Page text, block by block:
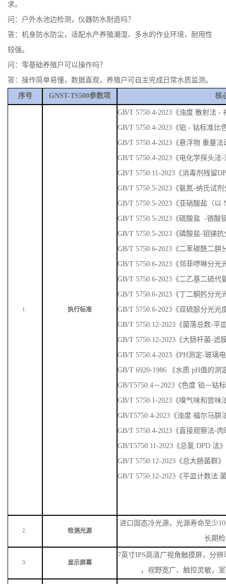
求。
问：户外水池边检测，仪器防水耐造吗？
答：机身防水防尘，适配水产养殖潮湿、多水的作业环境，耐用性
较强。
问：零基础养殖户可以操作吗？
答：操作简单易懂，数据直观，养殖户可自主完成日常水质监测。
序号 GNST-TS500参数项 核
1. 执行标准
GB/T 5750.4-2023《浊度 散射法
GB/T 5750.4-2023《铂 - 钴标准比
GB/T 5750.4-2023《悬浮物 重量法
GB/T 5750.4-2023《电化学探头法
GB/T 5750.11-2023《消毒剂残留
GB/T 5750.5-2023《氨氮-纳氏试
GB/T 5750.5-2023《亚硝酸盐（
GB/T 5750.5-2023《硫酸盐 -铬酸
GB/T 5750.5-2023《磷酸盐-钼锑
GB/T 5750.6-2023《二苯碳酰二
GB/T 5750.6-2023《邻菲啰啉分光
GB/T 5750.6-2023《二乙基二硫
GB/T 5750.6-2023《丁二酮肟分光
GB/T 5750.6-2023《双硫腙分光光
GB/T 5750.12-2023《菌落总数-平
GB/T 5750.12-2023《大肠杆菌-滤
GB/T 5750.4-2023《PH测定-玻璃
GB/T 6920-1986 《水质 pH值的测
GB/T5750.4－2023《色度 铂－钴
GB/T 5750.1-2023《嗅气味和尝味
GB/T5750.4-2023《浊度 福尔马肼
GB/T 5750.4-2023《直接观察法-
GB/T5750.11-2023《总氯 DPD 法
GB/T 5750.12-2023《总大肠菌群》
GB/T 5750.12-2023《平皿计数法
2. 检测光源
进口固态冷光源，光源寿命至少
长期
3. 显示屏幕
7英寸IPS高清广视角触摸屏，分
，视野宽广、触控灵敏，